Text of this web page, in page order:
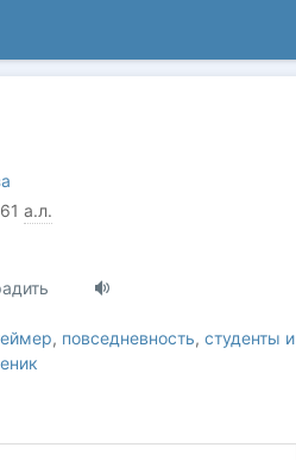
а.л.
, повседневность, студенты и